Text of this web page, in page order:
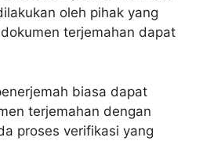
oleh pihak yang
terjemahan dapat
biasa dapat
terjemahan dengan
proses verifikasi yang